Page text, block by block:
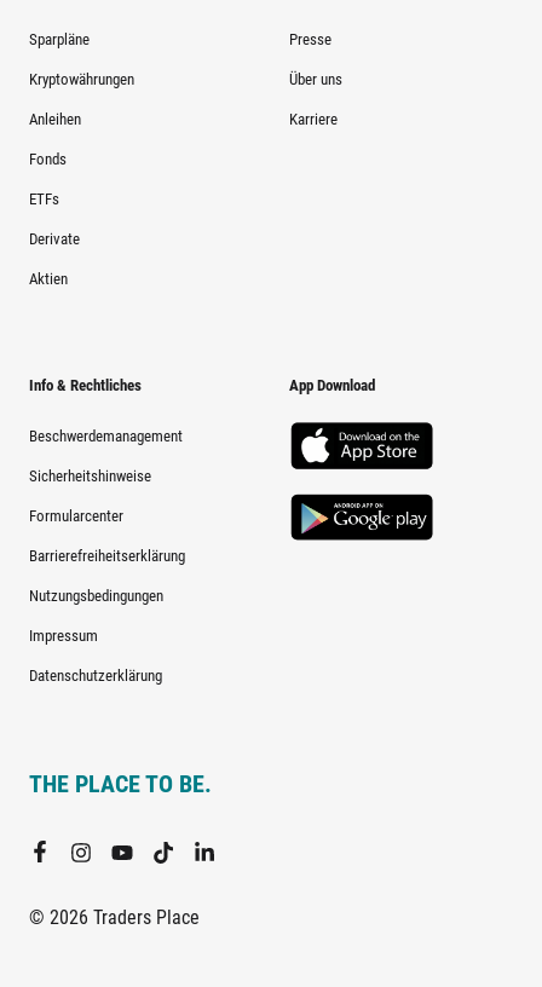
Sparpläne
Kryptowährungen
Anleihen
Fonds
ETFs
Derivate
Aktien
Presse
Über uns
Karriere
Info & Rechtliches
Beschwerdemanagement
Sicherheitshinweise
Formularcenter
Barrierefreiheitserklärung
Nutzungsbedingungen
Impressum
Datenschutzerklärung
App Download
THE PLACE TO BE.
© 2026 Traders Place